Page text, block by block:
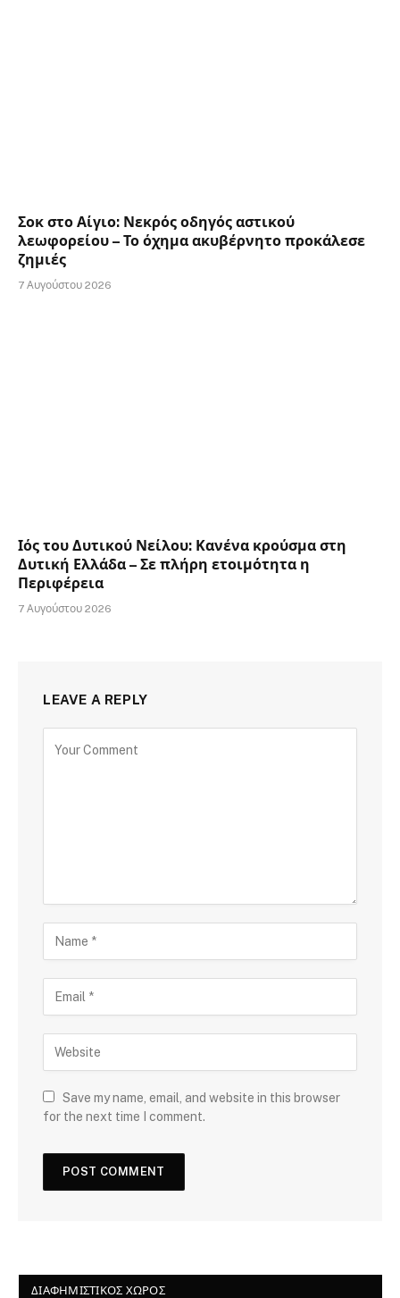
Σοκ στο Αίγιο: Νεκρός οδηγός αστικού
λεωφορείου – Το όχημα ακυβέρνητο προκάλεσε
ζημιές
7 Αυγούστου 2026
Ιός του Δυτικού Νείλου: Κανένα κρούσμα στη
Δυτική Ελλάδα – Σε πλήρη ετοιμότητα η
Περιφέρεια
7 Αυγούστου 2026
LEAVE A REPLY
Save my name, email, and website in this browser
for the next time I comment.
ΔΙΑΦΗΜΙΣΤΙΚΌΣ ΧΏΡΟΣ